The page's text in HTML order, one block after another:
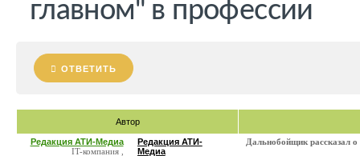
главном" в профессии
ОТВЕТИТЬ
Автор
Редакция АТИ-Медиа
IT-компания ,
Редакция АТИ-
Медиа
Дальнобойщик рассказал